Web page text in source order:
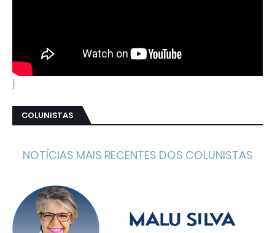
}
COLUNISTAS
NOTÍCIAS MAIS RECENTES DOS COLUNISTAS